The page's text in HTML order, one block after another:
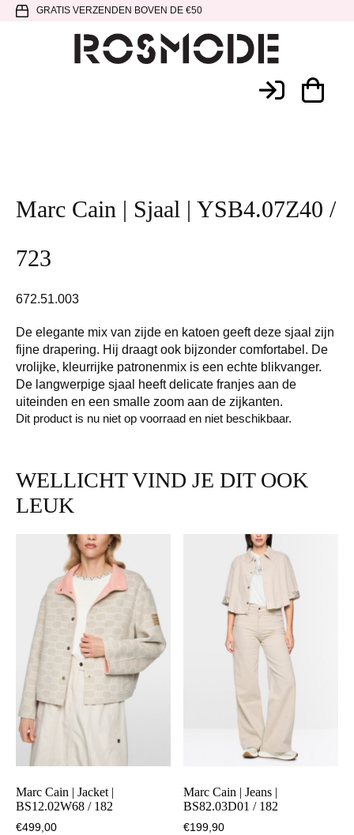
Spring
hoofdnavigatie
Door
SpringGRATIS VERZENDEN BOVEN DE €50
Marc Cain | Sjaal | YSB4.07Z40 /
723
672.51.003
De elegante mix van zijde en katoen geeft deze sjaal zijn
fijne drapering. Hij draagt ook bijzonder comfortabel. De
vrolijke, kleurrijke patronenmix is een echte blikvanger.
De langwerpige sjaal heeft delicate franjes aan de
uiteinden en een smalle zoom aan de zijkanten.
Dit product is nu niet op voorraad en niet beschikbaar.
WELLICHT VIND JE DIT OOK
LEUK
Marc Cain | Jacket |
BS12.02W68 / 182
€499,00
Marc Cain | Jeans |
BS82.03D01 / 182
€199,90